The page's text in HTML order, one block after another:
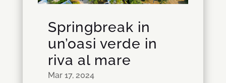
Springbreak in
un’oasi verde in
riva al mare
Mar 17, 2024